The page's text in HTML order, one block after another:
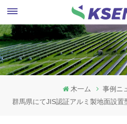
木一ム
事例ニ
群馬県にてJIS認証アルミ製地面設置